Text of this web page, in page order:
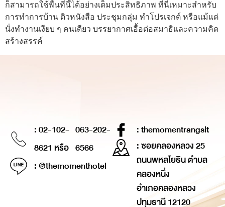
ก็สามารถใช้พื้นที่นี้ได้อย่างเต็มประสิทธิภาพ ที่นี่เหมาะสำหรับ
การทำการบ้าน ติวหนังสือ ประชุมกลุ่ม ทำโปรเจกต์ หรือแม้แต่
นั่งทำงานเงียบ ๆ คนเดียว บรรยากาศเอื้อต่อสมาธิและความคิด
สร้างสรรค์
: 02-102-
8621 หรือ
063-202-
6566
: @themomenthotel
: themomentrangsit
: ซอยคลองหลวง 25
ถนนพหลโยธิน ตำบล
คลองหนึ่ง
อำเภอคลองหลวง
ปทุมธานี 12120